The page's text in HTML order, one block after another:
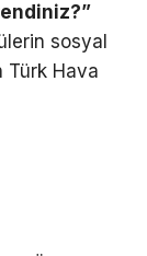
sosyal
Türk Hava